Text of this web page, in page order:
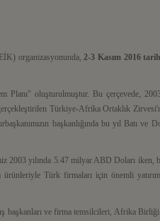
organizasyonunda,2-3 Kasım 2016
Planı" oluşturulmuştur. Bu çerçevede,
Türkiye-Afrika Ortaklık
başkanlığında bu yıl Batı ve
yılında 5.47 milyar ABD Doları iken,
Türk firmaları için önemli
başkanları ve firma temsilcileri, Afrika